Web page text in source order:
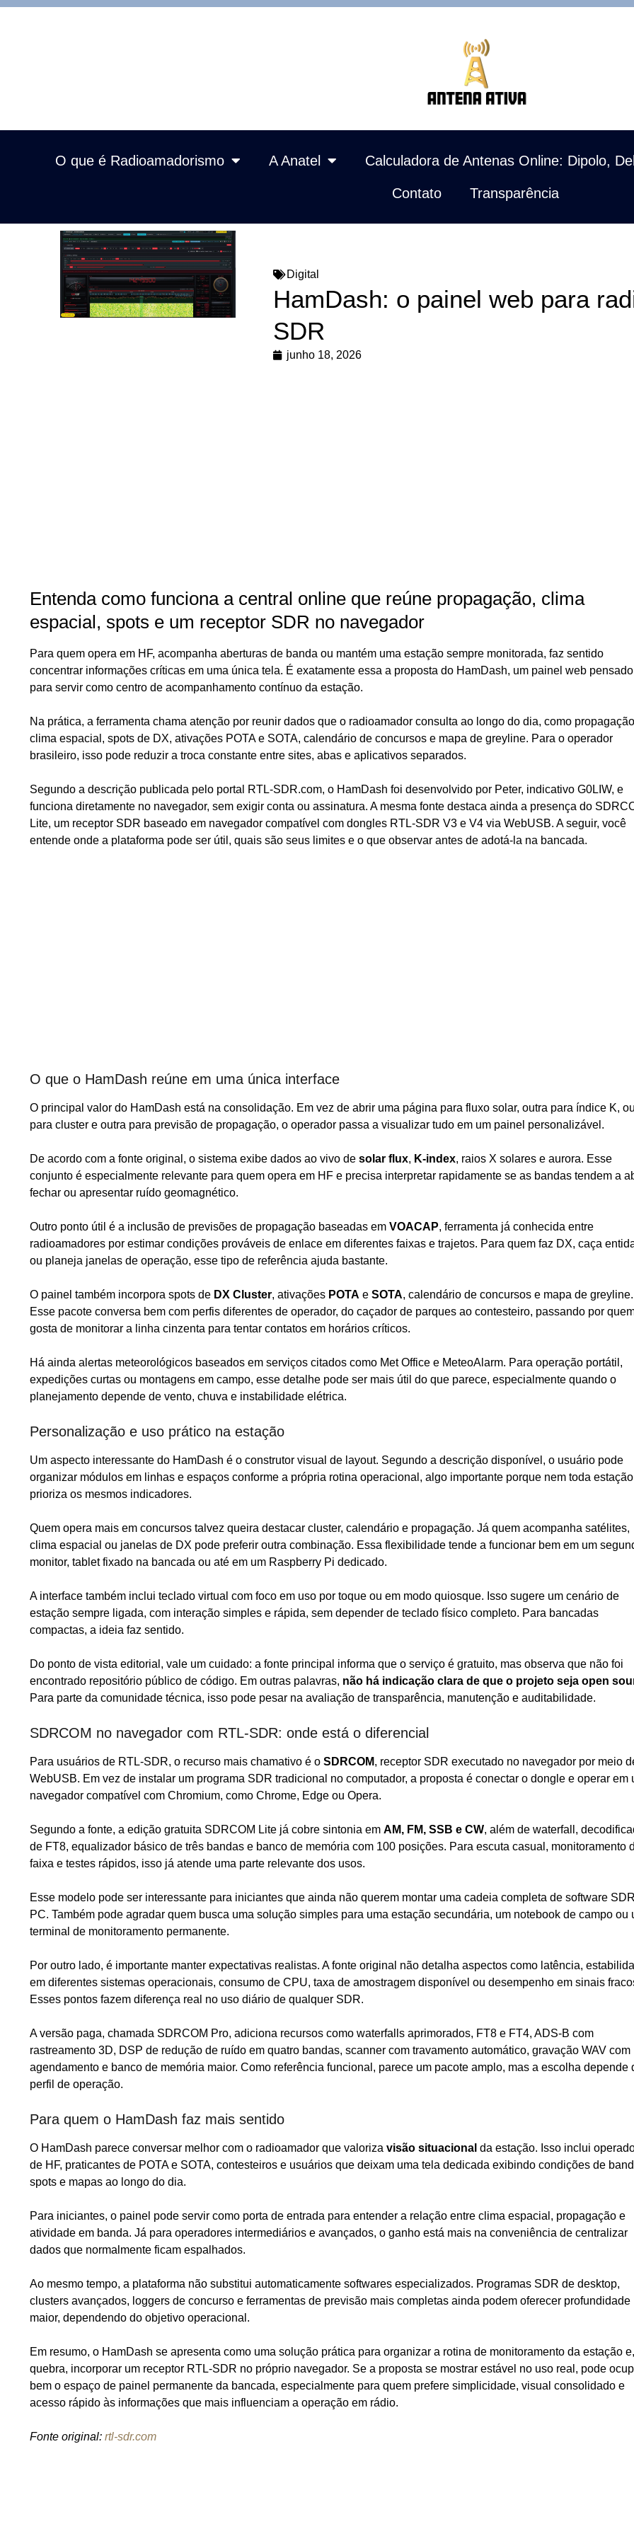
O que é Radioamadorismo A Anatel Calculadora de Antenas Online: Dipolo,
Contato Transparência
Digital
HamDash: o painel web para
SDR
junho 18, 2026
Entenda como funciona a central online que reúne propagação, clima
espacial, spots e um receptor SDR no navegador
Para quem opera em HF, acompanha aberturas de banda ou mantém uma estação sempre monitorada, faz sentido
concentrar informações críticas em uma única tela. É exatamente essa a proposta do HamDash, um painel web pensado
para servir como centro de acompanhamento contínuo da estação.
Na prática, a ferramenta chama atenção por reunir dados que o radioamador consulta ao longo do dia, como
clima espacial, spots de DX, ativações POTA e SOTA, calendário de concursos e mapa de greyline. Para o operador
brasileiro, isso pode reduzir a troca constante entre sites, abas e aplicativos separados.
Segundo a descrição publicada pelo portal RTL-SDR.com, o HamDash foi desenvolvido por Peter, indicativo G0LIW, e
funciona diretamente no navegador, sem exigir conta ou assinatura. A mesma fonte destaca ainda a presença do
Lite, um receptor SDR baseado em navegador compatível com dongles RTL-SDR V3 e V4 via WebUSB. A seguir, você
entende onde a plataforma pode ser útil, quais são seus limites e o que observar antes de adotá-la na bancada.
O que o HamDash reúne em uma única interface
O principal valor do HamDash está na consolidação. Em vez de abrir uma página para fluxo solar, outra para índice K,
para cluster e outra para previsão de propagação, o operador passa a visualizar tudo em um painel personalizável.
De acordo com a fonte original, o sistema exibe dados ao vivo de solar flux, K-index, raios X solares e aurora. Esse
conjunto é especialmente relevante para quem opera em HF e precisa interpretar rapidamente se as bandas tendem a
fechar ou apresentar ruído geomagnético.
Outro ponto útil é a inclusão de previsões de propagação baseadas em VOACAP, ferramenta já conhecida entre
radioamadores por estimar condições prováveis de enlace em diferentes faixas e trajetos. Para quem faz DX, caça
ou planeja janelas de operação, esse tipo de referência ajuda bastante.
O painel também incorpora spots de DX Cluster, ativações POTA e SOTA, calendário de concursos e mapa de greyline.
Esse pacote conversa bem com perfis diferentes de operador, do caçador de parques ao contesteiro, passando por
gosta de monitorar a linha cinzenta para tentar contatos em horários críticos.
Há ainda alertas meteorológicos baseados em serviços citados como Met Office e MeteoAlarm. Para operação portátil,
expedições curtas ou montagens em campo, esse detalhe pode ser mais útil do que parece, especialmente quando o
planejamento depende de vento, chuva e instabilidade elétrica.
Personalização e uso prático na estação
Um aspecto interessante do HamDash é o construtor visual de layout. Segundo a descrição disponível, o usuário pode
organizar módulos em linhas e espaços conforme a própria rotina operacional, algo importante porque nem toda estação
prioriza os mesmos indicadores.
Quem opera mais em concursos talvez queira destacar cluster, calendário e propagação. Já quem acompanha satélites,
clima espacial ou janelas de DX pode preferir outra combinação. Essa flexibilidade tende a funcionar bem em um
monitor, tablet fixado na bancada ou até em um Raspberry Pi dedicado.
A interface também inclui teclado virtual com foco em uso por toque ou em modo quiosque. Isso sugere um cenário de
estação sempre ligada, com interação simples e rápida, sem depender de teclado físico completo. Para bancadas
compactas, a ideia faz sentido.
Do ponto de vista editorial, vale um cuidado: a fonte principal informa que o serviço é gratuito, mas observa que não foi
encontrado repositório público de código. Em outras palavras, não há indicação clara de que o projeto seja open
Para parte da comunidade técnica, isso pode pesar na avaliação de transparência, manutenção e auditabilidade.
SDRCOM no navegador com RTL-SDR: onde está o diferencial
Para usuários de RTL-SDR, o recurso mais chamativo é o SDRCOM, receptor SDR executado no navegador por meio
WebUSB. Em vez de instalar um programa SDR tradicional no computador, a proposta é conectar o dongle e operar em
navegador compatível com Chromium, como Chrome, Edge ou Opera.
Segundo a fonte, a edição gratuita SDRCOM Lite já cobre sintonia em AM, FM, SSB e CW, além de waterfall,
de FT8, equalizador básico de três bandas e banco de memória com 100 posições. Para escuta casual, monitoramento
faixa e testes rápidos, isso já atende uma parte relevante dos usos.
Esse modelo pode ser interessante para iniciantes que ainda não querem montar uma cadeia completa de software
PC. Também pode agradar quem busca uma solução simples para uma estação secundária, um notebook de campo ou
terminal de monitoramento permanente.
Por outro lado, é importante manter expectativas realistas. A fonte original não detalha aspectos como latência,
em diferentes sistemas operacionais, consumo de CPU, taxa de amostragem disponível ou desempenho em sinais
Esses pontos fazem diferença real no uso diário de qualquer SDR.
A versão paga, chamada SDRCOM Pro, adiciona recursos como waterfalls aprimorados, FT8 e FT4, ADS-B com
rastreamento 3D, DSP de redução de ruído em quatro bandas, scanner com travamento automático, gravação WAV com
agendamento e banco de memória maior. Como referência funcional, parece um pacote amplo, mas a escolha depende
perfil de operação.
Para quem o HamDash faz mais sentido
O HamDash parece conversar melhor com o radioamador que valoriza visão situacional da estação. Isso inclui
de HF, praticantes de POTA e SOTA, contesteiros e usuários que deixam uma tela dedicada exibindo condições de
spots e mapas ao longo do dia.
Para iniciantes, o painel pode servir como porta de entrada para entender a relação entre clima espacial, propagação e
atividade em banda. Já para operadores intermediários e avançados, o ganho está mais na conveniência de centralizar
dados que normalmente ficam espalhados.
Ao mesmo tempo, a plataforma não substitui automaticamente softwares especializados. Programas SDR de desktop,
clusters avançados, loggers de concurso e ferramentas de previsão mais completas ainda podem oferecer profundidade
maior, dependendo do objetivo operacional.
Em resumo, o HamDash se apresenta como uma solução prática para organizar a rotina de monitoramento da estação
quebra, incorporar um receptor RTL-SDR no próprio navegador. Se a proposta se mostrar estável no uso real, pode
bem o espaço de painel permanente da bancada, especialmente para quem prefere simplicidade, visual consolidado e
acesso rápido às informações que mais influenciam a operação em rádio.
Fonte original: rtl-sdr.com